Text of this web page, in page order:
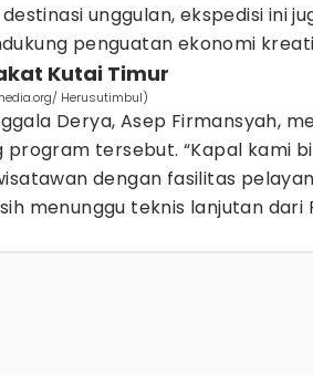
unggulan, ekspedisi ini
penguatan ekonomi
Kutai Timur
Herusutimbul)
Derya, Asep Firmansyah,
program tersebut. “Kapal kami
dengan fasilitas
menunggu teknis lanjutan dari